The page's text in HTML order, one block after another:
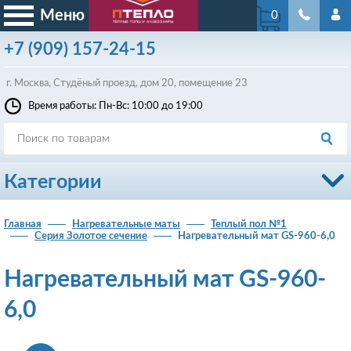
Меню
+7 (909) 157-24-15
г. Москва, Студёный проезд, дом 20, помещение 23
0
Время работы: Пн-Вс: 10:00 до 19:00
Категории
Главная Нагревательные маты
Теплый пол №1
Серия Золотое сечение
Нагревательный мат GS-960-6,0
Нагревательный мат GS-960-
6,0